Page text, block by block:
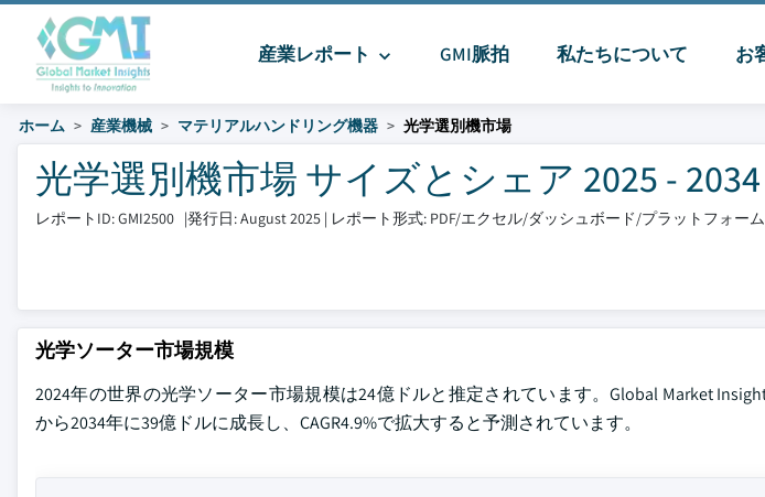
産業レポート GMI脈拍 私たちについて お
ホーム 産業機械 マテリアルハンドリング機器 光学選別機市場
光学選別機市場 サイズとシェア 2025 - 2034
レポートID: GMI2500 |発行日: August 2025 | レポート形式: PDF/エクセル/ダッシュボード/プラットフォーム
光学ソーター市場規模
2024年の世界の光学ソーター市場規模は24億ドルと推定されています。Global Market
から2034年に39億ドルに成長し、CAGR4.9%で拡大すると予測されています。